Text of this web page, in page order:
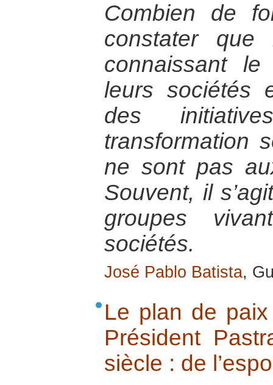
Combien de
constater que
connaissant
leurs sociétés
des
transformation
ne sont pas
Souvent, il
groupes
sociétés.
José Pablo Batista,
Le plan de
Président
siècle : de